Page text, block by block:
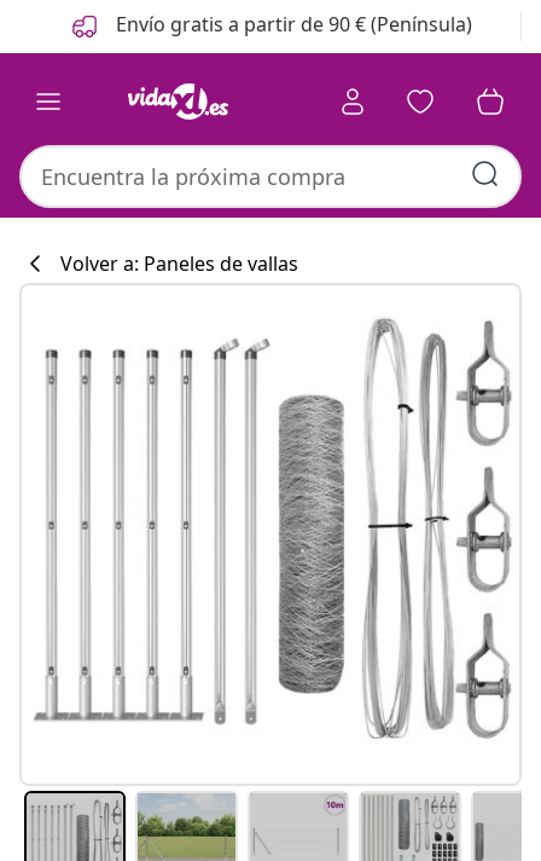
Anterior
Siguiente Envío gratis a partir de 90 € (Península)
Colección de
Volver a: Paneles de vallas